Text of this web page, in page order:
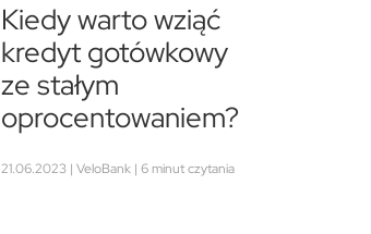
Kiedy warto wziąć
kredyt gotówkowy
ze stałym
oprocentowaniem?
21.06.2023 | VeloBank | 6 minut czytania